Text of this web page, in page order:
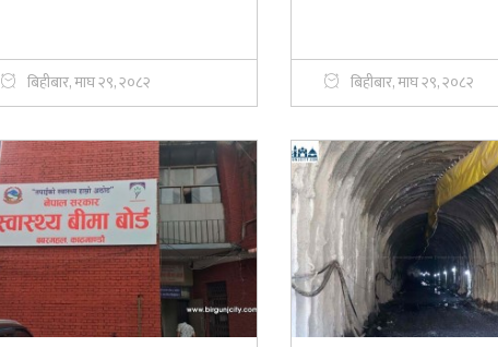
बिहीबार, माघ २९, २०८२ बिहीबार, माघ २९, २०८२